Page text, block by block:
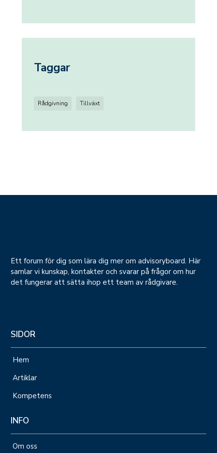
Taggar
Rådgivning Tillväxt
Ett forum för dig som lära dig mer om advisoryboard. Här
samlar vi kunskap, kontakter och svarar på frågor om hur
det fungerar att sätta ihop ett team av rådgivare.
SIDOR
Hem
Artiklar
Kompetens
INFO
Om oss